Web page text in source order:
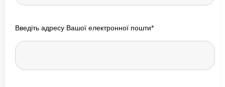
Введіть адресу Вашої електронної пошти*